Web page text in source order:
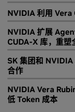
NVIDIA 利用 Vera
NVIDIA 扩展
CUDA-X 库，重塑
SK 集团和
合作
NVIDIA Vera
低 Token 成本